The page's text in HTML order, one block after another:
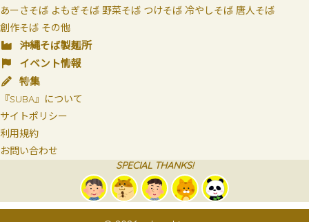
あーさそば よもぎそば 野菜そば つけそば 冷やしそば 唐人そば
創作そば その他
沖縄そば製麺所
イベント情報
特集
『SUBA』について
サイトポリシー
利用規約
お問い合わせ
SPECIAL THANKS!